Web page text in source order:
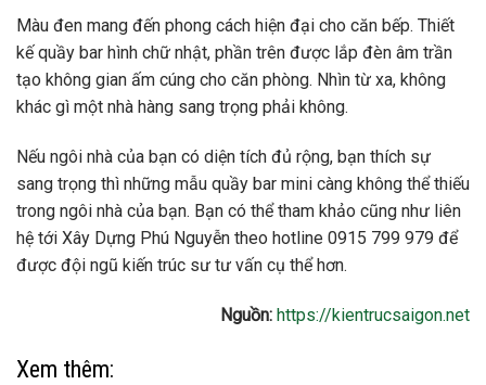
Màu đen mang đến phong cách hiện đại cho căn bếp. Thiết
kế quầy bar hình chữ nhật, phần trên được lắp đèn âm trần
tạo không gian ấm cúng cho căn phòng. Nhìn từ xa, không
khác gì một nhà hàng sang trọng phải không.
Nếu ngôi nhà của bạn có diện tích đủ rộng, bạn thích sự
sang trọng thì những mẫu quầy bar mini càng không thể thiếu
trong ngôi nhà của bạn. Bạn có thể tham khảo cũng như liên
hệ tới Xây Dựng Phú Nguyễn theo hotline 0915 799 979 để
được đội ngũ kiến trúc sư tư vấn cụ thể hơn.
Nguồn: https://kientrucsaigon.net
Xem thêm: